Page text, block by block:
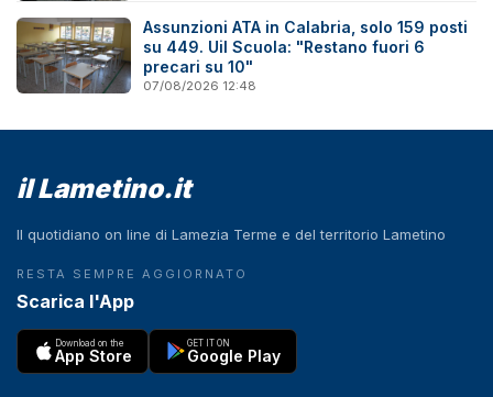
Assunzioni ATA in Calabria, solo 159 posti
su 449. Uil Scuola: "Restano fuori 6
precari su 10"
07/08/2026 12:48
il Lametino.it
Il quotidiano on line di Lamezia Terme e del territorio Lametino
RESTA SEMPRE AGGIORNATO
Scarica l'App
Download on the
App Store
GET IT ON
Google Play